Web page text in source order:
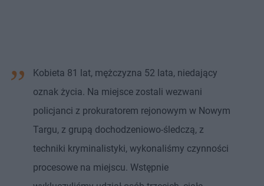
Kobieta 81 lat, mężczyzna 52 lata, niedający
oznak życia. Na miejsce zostali wezwani
policjanci z prokuratorem rejonowym w Nowym
Targu, z grupą dochodzeniowo-śledczą, z
techniki kryminalistyki, wykonaliśmy czynności
procesowe na miejscu. Wstępnie